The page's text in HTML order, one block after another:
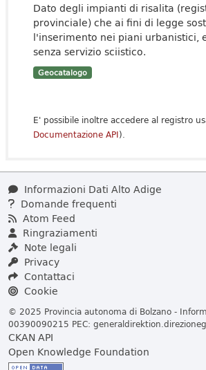
Dato degli impianti di risalita
provinciale) che ai fini di legge
l'inserimento nei piani urbanistici,
senza servizio sciistico.
Geocatalogo
E' possibile inoltre accedere al registro
Documentazione API).
Informazioni Dati Alto Adige
Domande frequenti
Atom Feed
Ringraziamenti
Note legali
Privacy
Contattaci
Cookie
© 2025 Provincia autonoma di Bolzano -
00390090215 PEC:
CKAN API
Open Knowledge Foundation